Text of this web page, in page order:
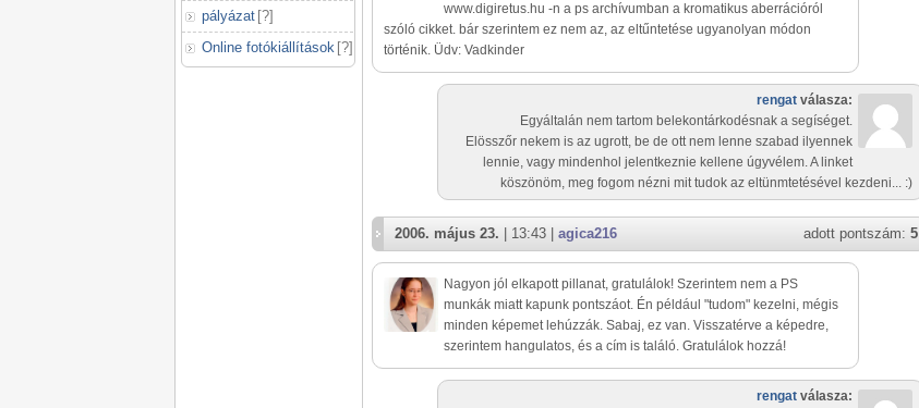
pályázat [?]
Online fotókiállítások [?]
www.digiretus.hu -n a ps archívumban a kromatikus aberrációról
szóló cikket. bár szerintem ez nem az, az eltűntetése ugyanolyan módon
történik. Üdv: Vadkinder
rengat válasza:
Egyáltalán nem tartom belekontárkodésnak a segíséget.
Elösszőr nekem is az ugrott, be de ott nem lenne szabad ilyennek
lennie, vagy mindenhol jelentkeznie kellene úgyvélem. A linket
köszönöm, meg fogom nézni mit tudok az eltünmtetésével kezdeni... :)
adott pontszám: 5
2006. május 23. | 13:43 | agica216
Nagyon jól elkapott pillanat, gratulálok! Szerintem nem a PS
munkák miatt kapunk pontszáot. Én például "tudom" kezelni, mégis
minden képemet lehúzzák. Sabaj, ez van. Visszatérve a képedre,
szerintem hangulatos, és a cím is találó. Gratulálok hozzá!
rengat válasza: